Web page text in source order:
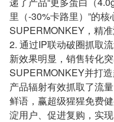
里（-30%卡路里）”的
SUPERMONKEY，精准
2. 通过IP联动破圈抓取
新效果明显，销售转化
SUPERMONKEY并打
产品辐射有效抓取了流
鲜语，赢超级猩猩免费
淀用户、促进复购，实现